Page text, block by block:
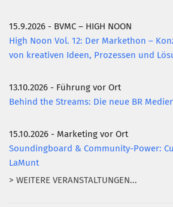
15.9.2026 - BVMC – HIGH NOON
High Noon Vol. 12: Der Markethon –
von kreativen Ideen, Prozessen und
13.10.2026 - Führung vor Ort
Behind the Streams: Die neue BR
15.10.2026 - Marketing vor Ort
Soundingboard & Community-Power:
LaMunt
> WEITERE VERANSTALTUNGEN...